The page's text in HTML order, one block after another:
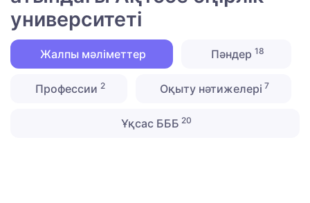
университеті
Жалпы мәліметтер Пәндер 18
Профессии 2 Оқыту нәтижелері 7
Ұқсас БББ 20